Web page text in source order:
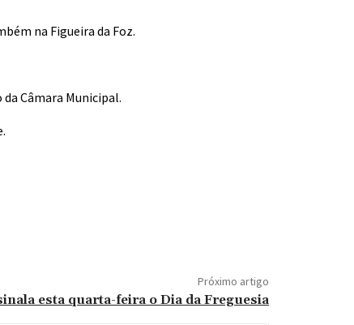
na Figueira da Foz.
Câmara Municipal.
Próximo artigo
esta quarta-feira o Dia da Freguesia